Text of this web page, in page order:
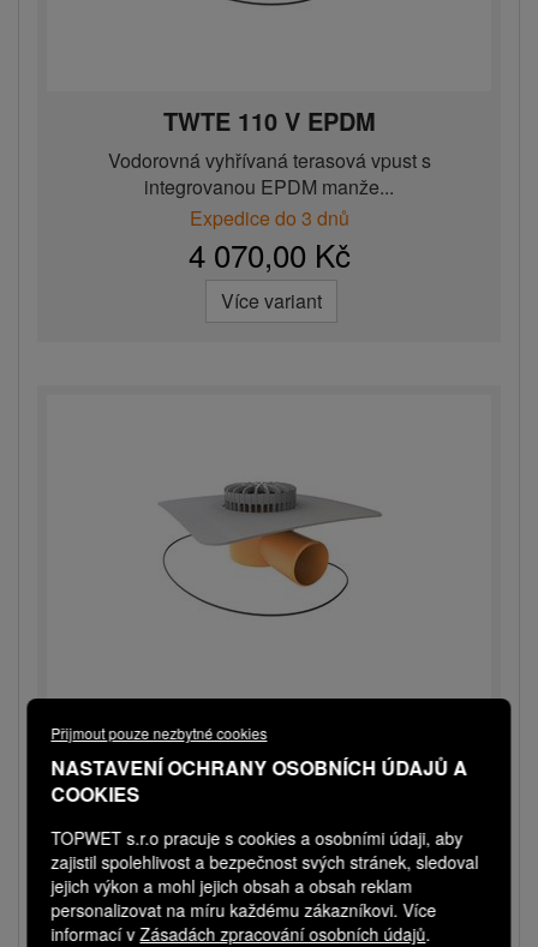
Přijmout pouze nezbytné cookies
NASTAVENÍ OCHRANY OSOBNÍCH ÚDAJŮ A
COOKIES
TOPWET s.r.o pracuje s cookies a osobními údaji, aby
zajistil spolehlivost a bezpečnost svých stránek, sledoval
jejich výkon a mohl jejich obsah a obsah reklam
personalizovat na míru každému zákazníkovi. Více
informací vZásadách zpracování osobních údajů.
TWTE 110 V EPDM
Vodorovná vyhřívaná terasová vpust s
integrovanou EPDM manže...
Expedice do 3 dnů
4 070,00 Kč
Více variant
TWTE 110 V EVA VAEPLAN F ŠEDÁ
Vodorovná vyhřívaná terasová vpust s
Expedice do 3 dnů
Cena na dotaz
− + Do košíku